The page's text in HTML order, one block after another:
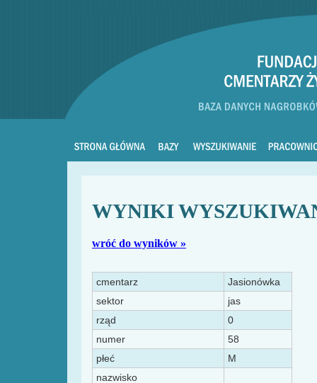
WYNIKI
wróć do wyników »
cmentarz
Jasionówka
sektor
jas
rząd
0
numer
58
płeć
M
nazwisko